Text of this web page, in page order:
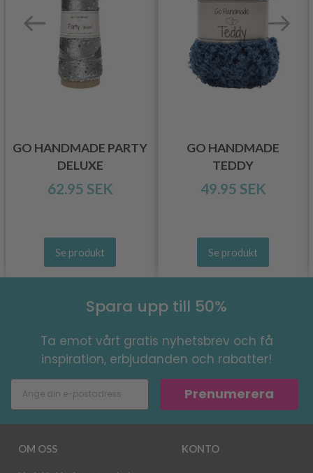
GO HANDMADE PARTY
DELUXE
62.95 SEK
Se produkt
GO HANDMADE
TEDDY
49.95 SEK
Se produkt
Spara upp till 50%
Ta emot vårt gratis nyhetsbrev och få
inspiration, erbjudanden och rabatter!
Prenumerera
OM OSS KONTO